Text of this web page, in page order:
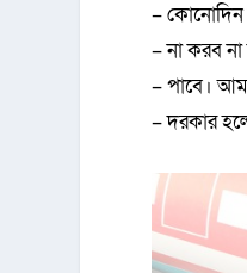
– কোনোদিন
– না করব
– পাবে।
– দরকার